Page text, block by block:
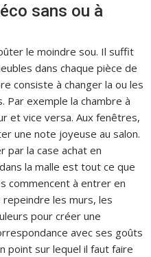
sans ou à
le moindre sou. Il suffit
dans chaque pièce de
consiste à changer la ou les
Par exemple la chambre à
et vice versa. Aux fenêtres,
une note joyeuse au salon.
par la case achat en
la malle est tout ce que
commencent à entrer en
les murs, les
pour créer une
avec ses goûts
point sur lequel il faut faire